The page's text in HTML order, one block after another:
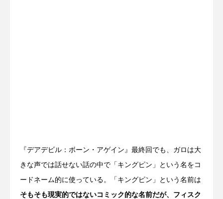
『デアデビル：ボーン・アゲイン』最終回でも、ガロは大
きな声では話せない話の中で「キングピン」という名をコ
ードネーム的に使っている。「キングピン」という名前は
そもそも現実的ではないコミック的な名前だが、フィスク